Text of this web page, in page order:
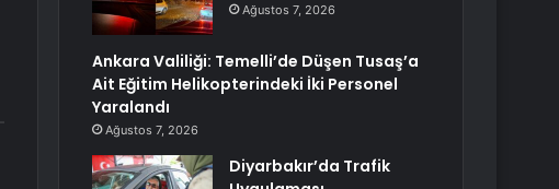
Ağustos 7, 2026
Ankara Valiliği: Temelli’de Düşen Tusaş’a
Ait Eğitim Helikopterindeki İki Personel
Yaralandı
Ağustos 7, 2026
Diyarbakır’da Trafik